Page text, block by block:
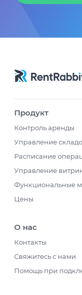
Продукт
Контроль аренды
Управление
Расписание
Управление
Функциональные
Цены
О нас
Контакты
Свяжитесь с нами
Помощь при